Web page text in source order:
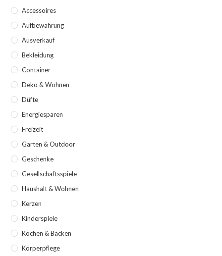
Accessoires
Aufbewahrung
Ausverkauf
Bekleidung
Container
Deko & Wohnen
Düfte
Energiesparen
Freizeit
Garten & Outdoor
Geschenke
Gesellschaftsspiele
Haushalt & Wohnen
Kerzen
Kinderspiele
Kochen & Backen
Körperpflege